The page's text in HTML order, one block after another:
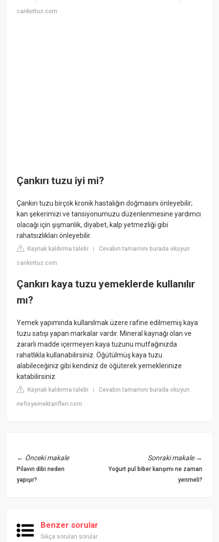
cankirituz.com
Çankırı tuzu iyi mi?
Çankırı tuzu birçok kronik hastalığın doğmasını önleyebilir;
kan şekerimizi ve tansiyonumuzu düzenlenmesine yardımcı
olacağı için şişmanlık, diyabet, kalp yetmezliği gibi
rahatsızlıkları önleyebilir.
Kaynak kaldırma talebi |Cevabın tamamını burada okuyun:
cankirituz.com
Çankırı kaya tuzu yemeklerde kullanılır
mı?
Yemek yapımında kullanılmak üzere rafine edilmemiş kaya
tuzu satışı yapan markalar vardır. Mineral kaynağı olan ve
zararlı madde içermeyen kaya tuzunu mutfağınızda
rahatlıkla kullanabilirsiniz. Öğütülmüş kaya tuzu
alabileceğiniz gibi kendiniz de öğüterek yemeklerinize
katabilirsiniz.
Kaynak kaldırma talebi |Cevabın tamamını burada okuyun:
nefisyemektarifleri.com
← Önceki makale
Pilavın dibi neden
yapışır?
Sonraki makale→
Yoğurt pul biber karışımı ne zaman
yenmeli?
Benzer sorular
Sıkça sorulan sorular